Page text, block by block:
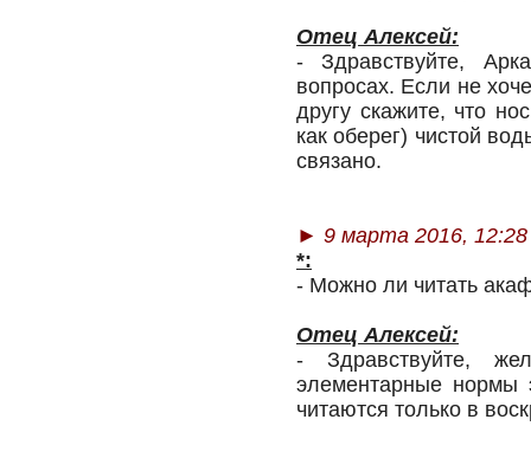
Отец Алексей:
- Здравствуйте,
вопросах. Если не
другу скажите, что
как оберег) чистой
связано.
► 9 марта 2016, 12:28
*:
- Можно ли читать
Отец Алексей:
- Здравствуйте,
элементарные нормы
читаются только в